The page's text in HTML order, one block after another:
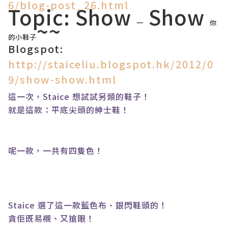
6/blog-post_26.html
Topic: Show 一 Show
你
的小鞋子~~
Blogspot:
http://staiceliu.blogspot.hk/2012/0
9/show-show.html
這一次， Staice 想試試另類的鞋子！
就是這款：平底尖頭的紳士鞋！
呢一款，一共有四隻色！
Staice 選了這一款藍色布、銀閃鞋頭的！
貪佢既易襯、又搶眼！